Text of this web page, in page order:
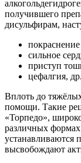
получившего
дисульфирам,
сильное
приступ
цефалгия, др.
Вплоть до
помощи. Такие
«Торпедо»,
различных
устанавливаются
высвобождают